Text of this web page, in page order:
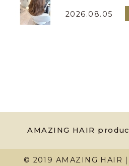
2026.08.05
AMAZING HAIR
© 2019 AMAZING HAIR